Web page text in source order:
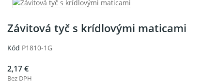
Závitová tyč s krídlovými maticami
Kód P1810-1G
2,17 €
Bez DPH